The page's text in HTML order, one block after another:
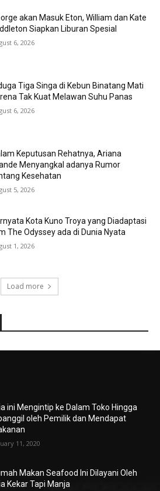
akan Masuk Eton, William dan Kate
Siapkan Liburan Spesial
6, 2026
Tiga Singa di Kebun Binatang Mati
Tak Kuat Melawan Suhu Panas
6, 2026
Keputusan Rehatnya, Ariana
Menyangkal adanya Rumor
Kesehatan
5, 2026
Kota Kuno Troya yang Diadaptasi
The Odyssey ada di Dunia Nyata
1, 2026
Load more
ini Mengintip ke Dalam Toko Hingga
oleh Pemilik dan Mendapat
11, 2020
Makan Seafood Ini Dilayani Oleh
Kekar Tapi Manja